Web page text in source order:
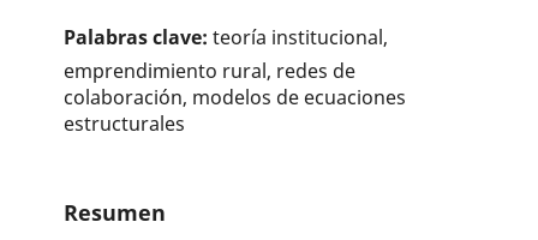
Palabras clave:teoría institucional,
emprendimiento rural, redes de
colaboración, modelos de ecuaciones
estructurales
Resumen